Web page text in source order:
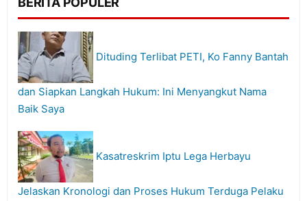
Dituding Terlibat PETI, Ko Fanny Bantah
dan Siapkan Langkah Hukum: Ini Menyangkut Nama
Baik Saya
Kasatreskrim Iptu Lega Herbayu
Jelaskan Kronologi dan Proses Hukum Terduga Pelaku